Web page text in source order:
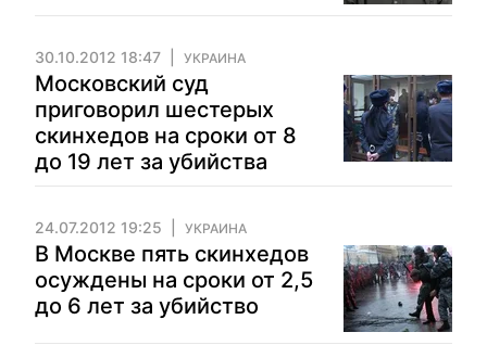
30.10.2012 18:47 УКРАИНА
Московский суд
приговорил шестерых
скинхедов на сроки от 8
до 19 лет за убийства
24.07.2012 19:25 УКРАИНА
В Москве пять скинхедов
осуждены на сроки от 2,5
до 6 лет за убийство